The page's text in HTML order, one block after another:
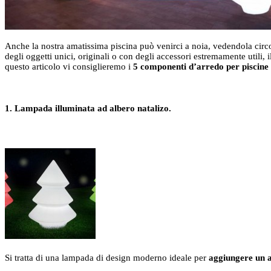
Anche la nostra amatissima piscina può venirci a noia, vedendola
degli oggetti unici, originali o con degli accessori estremamente
questo articolo vi consiglieremo i 5 componenti d’arredo per
1. Lampada illuminata ad albero natalizo.
Si tratta di una lampada di design moderno ideale per aggiungere un